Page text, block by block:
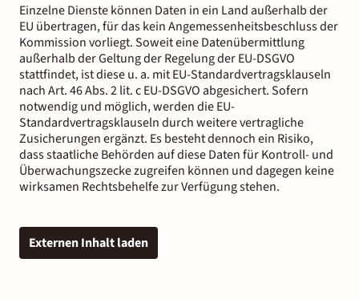
Einzelne Dienste können Daten in ein Land außerhalb der
EU übertragen, für das kein Angemessenheitsbeschluss der
Kommission vorliegt. Soweit eine Datenübermittlung
außerhalb der Geltung der Regelung der EU-DSGVO
stattfindet, ist diese u. a. mit EU-Standardvertragsklauseln
nach Art. 46 Abs. 2 lit. c EU-DSGVO abgesichert. Sofern
notwendig und möglich, werden die EU-
Standardvertragsklauseln durch weitere vertragliche
Zusicherungen ergänzt. Es besteht dennoch ein Risiko,
dass staatliche Behörden auf diese Daten für Kontroll- und
Überwachungszecke zugreifen können und dagegen keine
wirksamen Rechtsbehelfe zur Verfügung stehen.
Externen Inhalt laden